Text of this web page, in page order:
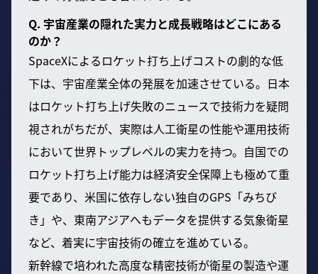
Q. 宇宙産業の隠れた実力と成長戦略はどこにある
のか？
SpaceXによるロケット打ち上げコストの劇的な低
下は、宇宙産業全体の発展を加速させている。日本
はロケット打ち上げ失敗のニュースで技術力を疑問
視されがちだが、実際は人工衛星の性能や運用技術
において世界トップレベルの実力を持つ。自国での
ロケット打ち上げ能力は経済安全保障上も極めて重
要であり、米国に依存しない独自のGPS「みちび
き」や、東南アジアへもデータを提供する気象衛星
など、着実に宇宙技術の確立を進めている。
新幹線で培われた高度な精密技術が衛星の製造や運